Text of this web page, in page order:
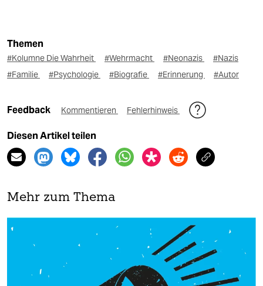
Themen
#Kolumne Die Wahrheit #Wehrmacht #Neonazis
#Nazis
#Familie
#Psychologie #Biografie #Erinnerung #Autor
Feedback Kommentieren Fehlerhinweis
Diesen Artikel teilen
Mehr zum Thema